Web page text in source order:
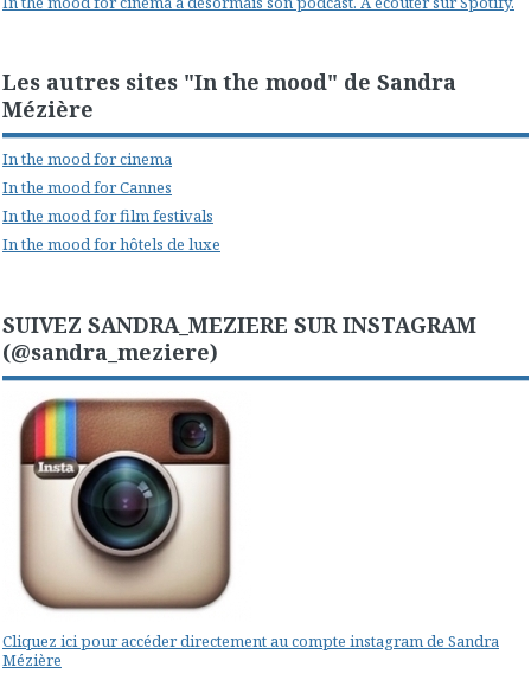
Les autres sites "In the mood" de Sandra
Mézière
In the mood for cinema
In the mood for Cannes
In the mood for film festivals
In the mood for hôtels de luxe
SUIVEZ SANDRA_MEZIERE SUR INSTAGRAM
(@sandra_meziere)
Cliquez ici pour accéder directement au compte instagram de Sandra
Mézière